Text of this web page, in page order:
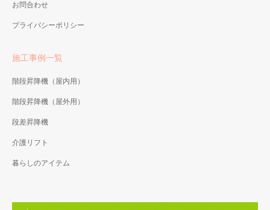
お問合わせ
プライバシーポリシー
施工事例一覧
階段昇降機（屋内用）
階段昇降機（屋外用）
段差昇降機
介護リフト
暮らしのアイテム